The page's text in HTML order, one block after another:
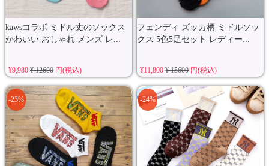
kawsコラボ ミドル丈のソックス
かわいい おしゃれ メンズ レ...
¥9,980 ¥ 12600円(税込)
フェンディ ズッカ柄 ミドルソッ
クス 5色5足セット レディー...
¥11,800¥ 15600円(税込)
-23% -24%